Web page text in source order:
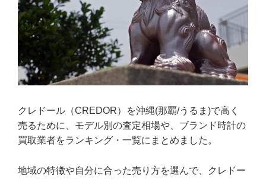
クレドール（CREDOR）を沖縄(那覇/うるま)で高く
売るために、モデル別の査定相場や、ブランド時計の
買取業者をランキング・一覧にまとめました。
地域の特徴や自分に合った売り方を選んで、クレドー